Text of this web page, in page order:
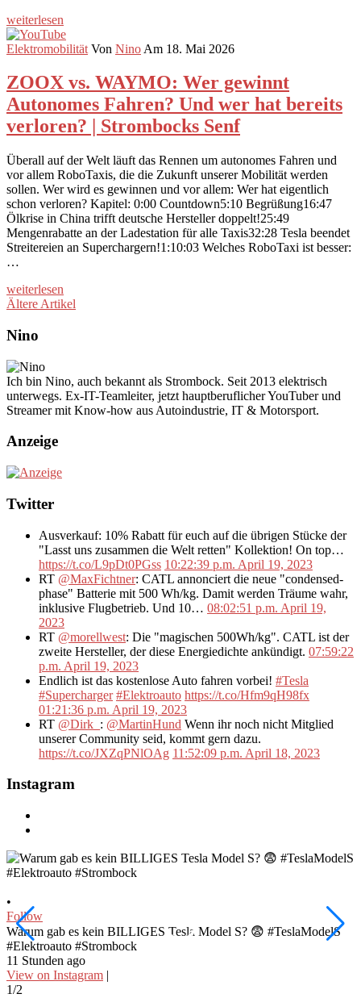
weiterlesen
Elektromobilität Von Nino Am 18. Mai 2026
ZOOX vs. WAYMO: Wer gewinnt
Autonomes Fahren? Und wer hat bereits
verloren? | Strombocks Senf
Überall auf der Welt läuft das Rennen um autonomes Fahren und
vor allem RoboTaxis, die die Zukunft unserer Mobilität werden
sollen. Wer wird es gewinnen und vor allem: Wer hat eigentlich
schon verloren? Kapitel: 0:00 Countdown5:10 Begrüßung16:47
Ölkrise in China trifft deutsche Hersteller doppelt!25:49
Mengenrabatte an der Ladestation für alle Taxis32:28 Tesla beendet
Streitereien an Superchargern!1:10:03 Welches RoboTaxi ist besser:
…
weiterlesen
Ältere Artikel
Nino
Ich bin Nino, auch bekannt als Strombock. Seit 2013 elektrisch
unterwegs. Ex-IT-Teamleiter, jetzt hauptberuflicher YouTuber und
Streamer mit Know-how aus Autoindustrie, IT & Motorsport.
Anzeige
Twitter
Ausverkauf: 10% Rabatt für euch auf die übrigen Stücke der
"Lasst uns zusammen die Welt retten" Kollektion! On top…
https://t.co/L9pDt0PGss 10:22:39 p.m. April 19, 2023
RT @MaxFichtner: CATL annonciert die neue "condensed-
phase" Batterie mit 500 Wh/kg. Damit werden Träume wahr,
inklusive Flugbetrieb. Und 10… 08:02:51 p.m. April 19,
2023
RT @morellwest: Die "magischen 500Wh/kg". CATL ist der
zweite Hersteller, der diese Energiedichte ankündigt. 07:59:22
p.m. April 19, 2023
Endlich ist das kostenlose Auto fahren vorbei! #Tesla
#Supercharger #Elektroauto https://t.co/Hfm9qH98fx
01:21:36 p.m. April 19, 2023
RT @Dirk_ : @MartinHund Wenn ihr noch nicht Mitglied
unserer Community seid, kommt gern dazu.
https://t.co/JXZqPNlOAg 11:52:09 p.m. April 18, 2023
Instagram
•
Follow
Warum gab es kein BILLIGES Tesla Model S? 😨 #TeslaModelS
#Elektroauto #Strombock
11 Stunden ago
View on Instagram |
1/2